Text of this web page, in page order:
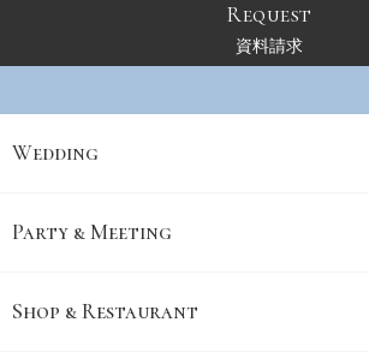
Request
資料請求
Wedding
Party & Meeting
Shop & Restaurant